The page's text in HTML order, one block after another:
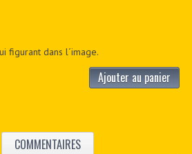
figurant dans l´image.
Ajouter au panier
COMMENTAIRES